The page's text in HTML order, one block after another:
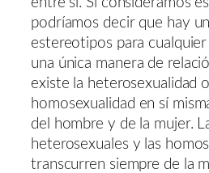
podríamos decir que hay
estereotipos para
una única manera de
existe la heterosexualidad
homosexualidad en sí
del hombre y de la mujer.
heterosexuales y las
transcurren siempre de la